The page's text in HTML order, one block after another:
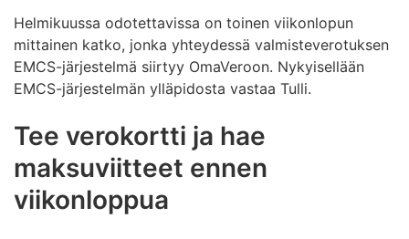
Helmikuussa odotettavissa on toinen viikonlopun
mittainen katko, jonka yhteydessä valmisteverotuksen
EMCS-järjestelmä siirtyy OmaVeroon. Nykyisellään
EMCS-järjestelmän ylläpidosta vastaa Tulli.
Tee verokortti ja hae
maksuviitteet ennen
viikonloppua